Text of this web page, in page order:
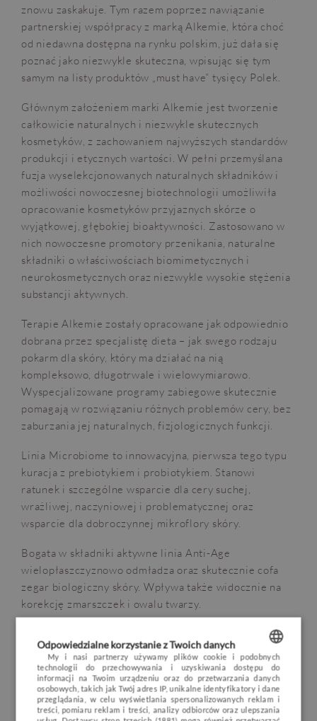
OPINIE BLOG POGODA
POKOJE I PAKIETY
DLA DZIECI
MINERAL SPA
znowu zaskakuje. Tym razem poprzez nawiązanie
partnerskiej współpracy z marką Alkemie, która choć
od niedawna dostępna na rynku polskim, już dała się
poznać jako niezwykle skuteczna, wpisując się tym
samym na listy produktów „must have” tysięcy Polek.
Głównym założeniem marki Alkemie jest tworzenie
całkowicie naturalnych i niezwykle skutecznych
kosmetyków, z zachowaniem najwyższych standardów
produkcji i etycznych wartości. W pełni przemyślana
fuzja wyselekcjonowanych naturalnych składników i
możliwości nowoczesnej biotechnologii umożliwiła
opracowanie kosmetyków przyjaznych skórze o
wyjątkowej, głębokiej bioaktywności. Zastosowano w
nich nowoczesne promotory przenikania, naturalne
składniki o właściwościach biomimetycznych i
neurokosmetycznych oraz niezwykle wysokie stężenia
substancji aktywnych.
Terapie Alkemie zostały opracowane jak odpowiednio
dobrana przez specjalistę dieta – jak swego rodzaju
pokarm dla skóry, który ma działać na nią
kompleksowo, długotrwale i wielowymiarowo.
Wyspecjalizowane programy zabiegowe skutecznie
pomagają w rozwiązaniu różnych problemów cery, bez
zaburzania jej naturalnych, fizjologicznych funkcji.
Linia Microbiome to innowacyjna, pierwsza tego typu
kuracja z prebiotykiem i probiotykiem. Stanowi
ratunek i szczególne wsparcie dla cery suchej,
wrażliwej, naczyniowej i problematycznej oraz
wsparcie dla dobroczynnej mikroflory skóry.
Bogata w składniki aktywne linia Anti-Age
wielopłaszczyznowo odmładza oraz skutecznie cofa
zegar biologiczny skóry. Wpływa także widocznie na
korekcję zmarszczek i owalu twarzy.
przebarwieniami. Blokuje tworzenie przebarwień u
podstaw neurologicznej aktywności skóry, dodaje jej
energii i hamuje fotostarzenie.
Nature’s Treasure jest z kolei energetyzującą bombą
POLISH
ENGLISH
Odpowiedzialne korzystanie z Twoich danych
My i nasi partnerzy używamy plików cookie i podobnych
technologii do przechowywania i uzyskiwania dostępu do
informacji na Twoim urządzeniu oraz do przetwarzania danych
osobowych, takich jak Twój adres IP, unikalne identyfikatory i dane
przeglądania, w celu wyświetlania spersonalizowanych reklam i
treści, pomiaru reklam i treści, analizy odbiorców oraz ulepszania